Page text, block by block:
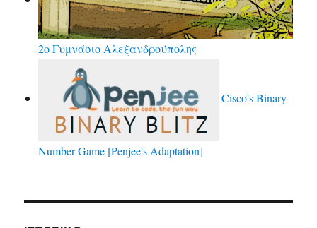
2ο Γυμνάσιο Αλεξανδρούπολης
Cisco's Binary
Number Game [Penjee's Adaptation]